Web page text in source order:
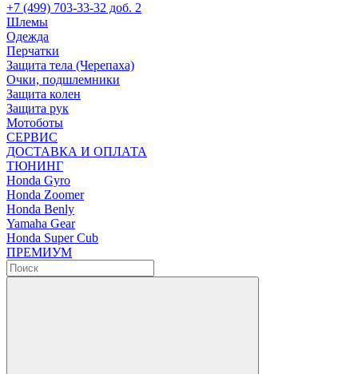
+7 (499) 703-33-32 доб. 2
Шлемы
Одежда
Перчатки
Защита тела (Черепаха)
Очки, подшлемники
Защита колен
Защита рук
Мотоботы
СЕРВИС
ДОСТАВКА И ОПЛАТА
ТЮНИНГ
Honda Gyro
Honda Zoomer
Honda Benly
Yamaha Gear
Honda Super Cub
ПРЕМИУМ